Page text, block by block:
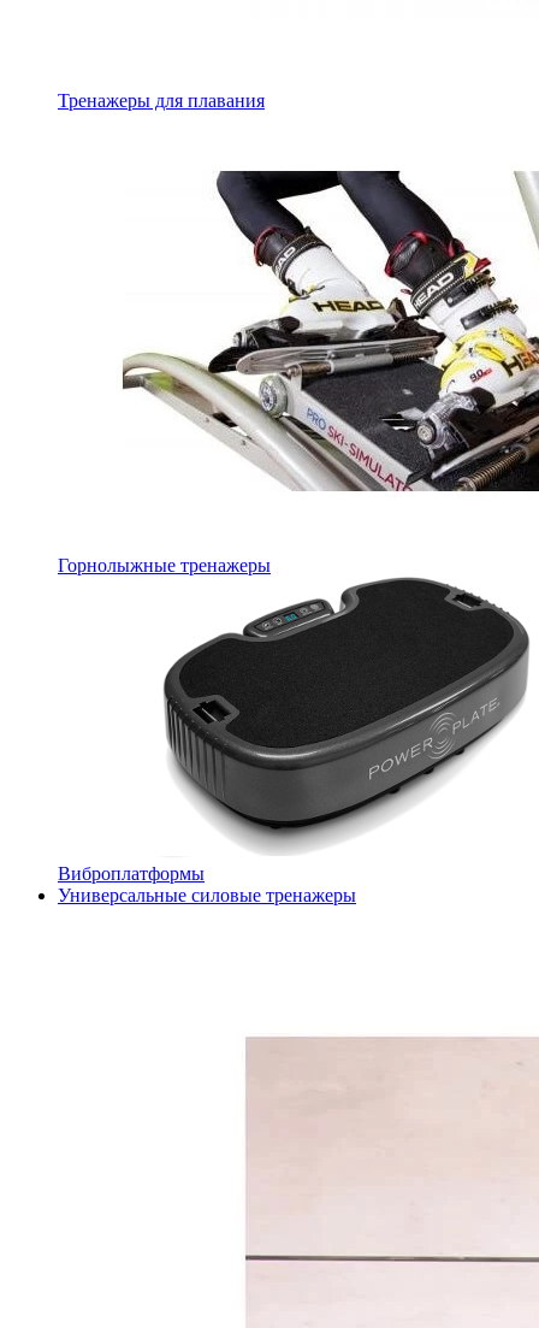
Тренажеры для плавания
Горнолыжные тренажеры
Виброплатформы
Универсальные силовые тренажеры